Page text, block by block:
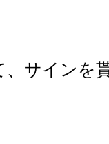
サインを